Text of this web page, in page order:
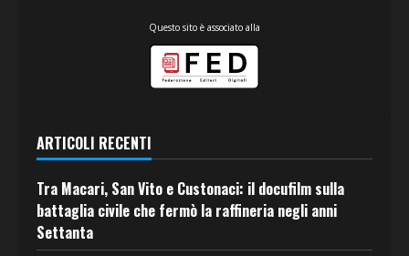
Questo sito è associato alla
ARTICOLI RECENTI
Tra Macari, San Vito e Custonaci: il docufilm sulla
battaglia civile che fermò la raffineria negli anni
Settanta